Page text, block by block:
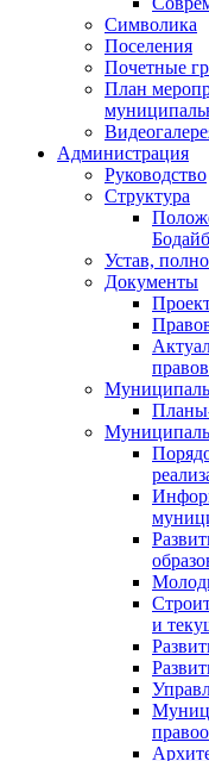
Символика
Поселения
Почетные
План
Администрация
Руководство
Структура
Устав,
Документы
и